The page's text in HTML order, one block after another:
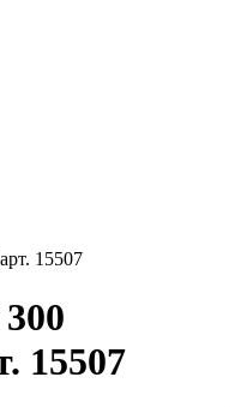
15507
15507